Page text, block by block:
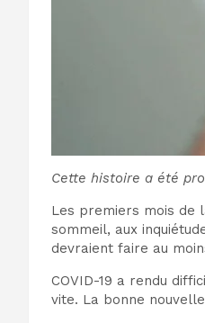
Cette histoire a été
Les premiers mois de
sommeil, aux
devraient faire au
COVID-19 a rendu
vite. La bonne